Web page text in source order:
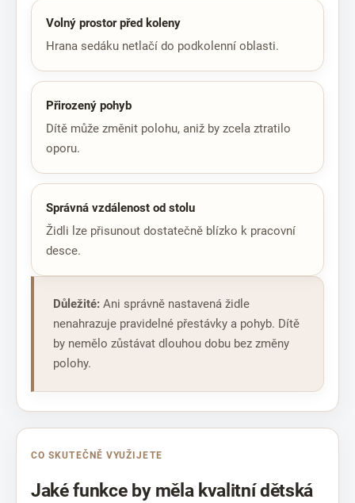
Volný prostor před koleny
Hrana sedáku netlačí do podkolenní oblasti.
Přirozený pohyb
Dítě může změnit polohu, aniž by zcela ztratilo
oporu.
Správná vzdálenost od stolu
Židli lze přisunout dostatečně blízko k pracovní
desce.
Důležité: Ani správně nastavená židle
nenahrazuje pravidelné přestávky a pohyb. Dítě
by nemělo zůstávat dlouhou dobu bez změny
polohy.
CO SKUTEČNĚ VYUŽIJETE
Jaké funkce by měla kvalitní dětská